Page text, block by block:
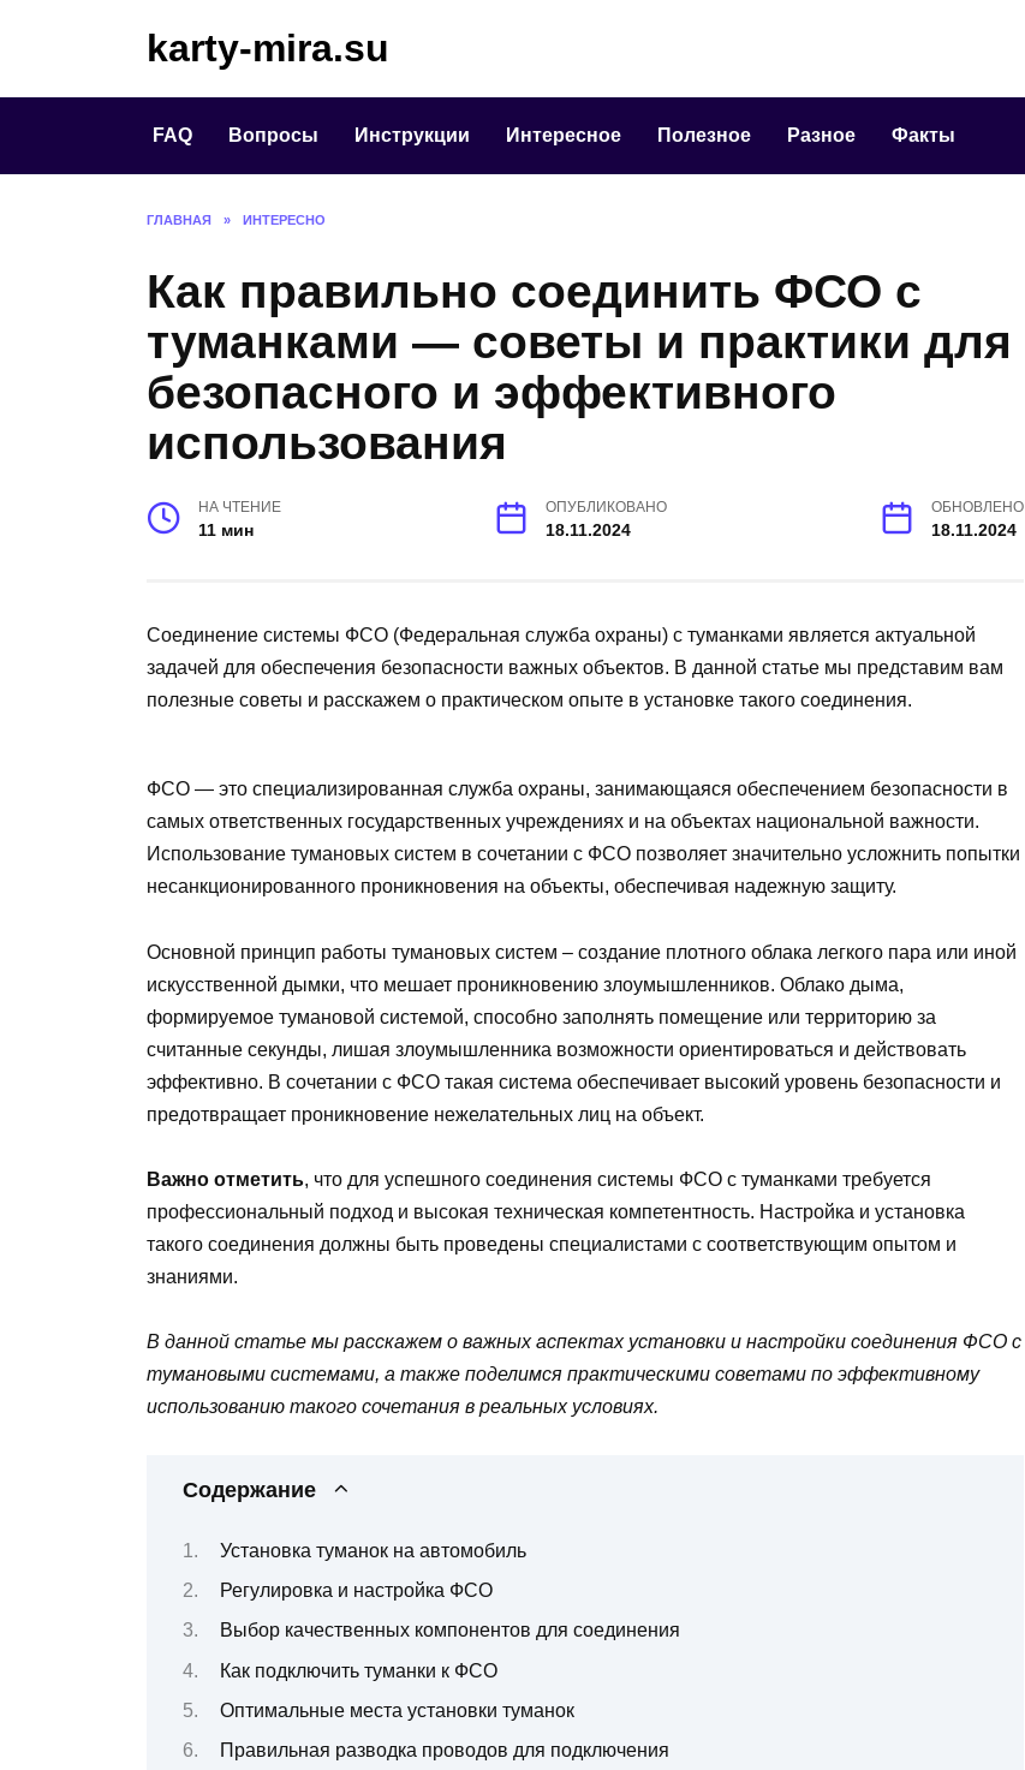
karty-mira.su
FAQ Вопросы Инструкции Интересное Полезное Разное Факты
ГЛАВНАЯ » ИНТЕРЕСНО
Как правильно соединить ФСО с
туманками — советы и практики для
безопасного и эффективного
использования
НА ЧТЕНИЕ
11 мин
ОПУБЛИКОВАНО
18.11.2024
ОБНОВЛЕНО
18.11.2024
Соединение системы ФСО (Федеральная служба охраны) с туманками является актуальной
задачей для обеспечения безопасности важных объектов. В данной статье мы представим вам
полезные советы и расскажем о практическом опыте в установке такого соединения.
ФСО — это специализированная служба охраны, занимающаяся обеспечением безопасности в
самых ответственных государственных учреждениях и на объектах национальной важности.
Использование тумановых систем в сочетании с ФСО позволяет значительно усложнить попытки
несанкционированного проникновения на объекты, обеспечивая надежную защиту.
Основной принцип работы тумановых систем – создание плотного облака легкого пара или иной
искусственной дымки, что мешает проникновению злоумышленников. Облако дыма,
формируемое тумановой системой, способно заполнять помещение или территорию за
считанные секунды, лишая злоумышленника возможности ориентироваться и действовать
эффективно. В сочетании с ФСО такая система обеспечивает высокий уровень безопасности и
предотвращает проникновение нежелательных лиц на объект.
Важно отметить, что для успешного соединения системы ФСО с туманками требуется
профессиональный подход и высокая техническая компетентность. Настройка и установка
такого соединения должны быть проведены специалистами с соответствующим опытом и
знаниями.
В данной статье мы расскажем о важных аспектах установки и настройки соединения ФСО с
тумановыми системами, а также поделимся практическими советами по эффективному
использованию такого сочетания в реальных условиях.
Содержание
Установка туманок на автомобиль
Регулировка и настройка ФСО
Выбор качественных компонентов для соединения
Как подключить туманки к ФСО
Оптимальные места установки туманок
Правильная разводка проводов для подключения